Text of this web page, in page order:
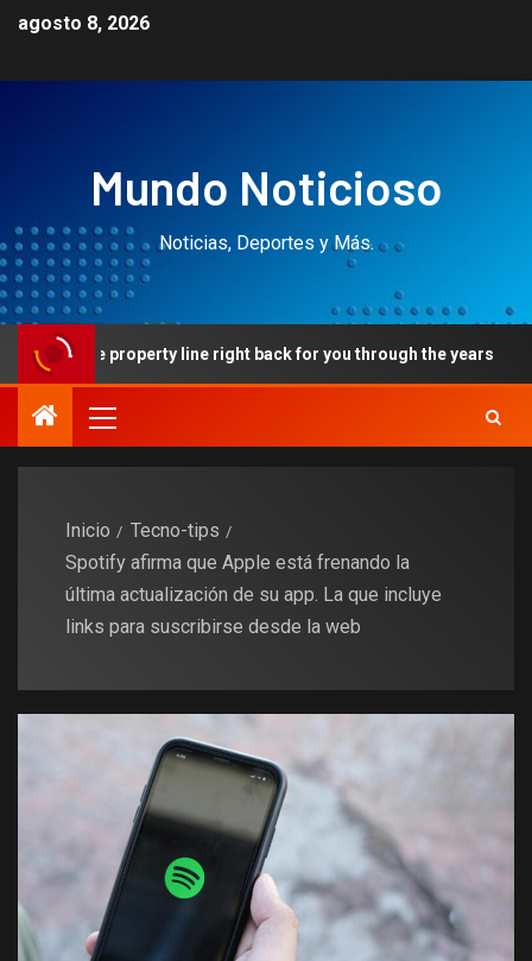
agosto 8, 2026
Mundo Noticioso
Noticias, Deportes y Más.
line right back for you through the years
Inicio
Tecno-tips
Spotify afirma que Apple está frenando la
última actualización de su app. La que incluye
links para suscribirse desde la web